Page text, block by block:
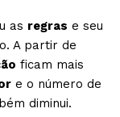
as regras e seu
A partir de
ficam mais
e o número de
diminui.